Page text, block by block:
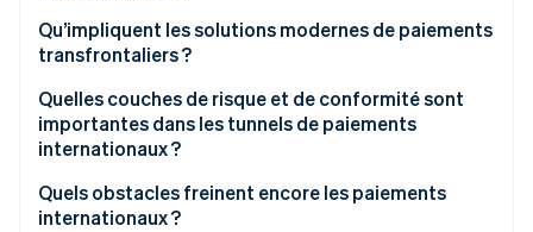
Portée élargie
Flexibilité en matière de devises
Qu’impliquent les solutions modernes de paiements
transfrontaliers ?
Wallets multidevises
Réseaux de paiement locaux
Quelles couches de risque et de conformité sont
importantes dans les tunnels de paiements
internationaux ?
Identité et vérification
Quels obstacles freinent encore les paiements
internationaux ?